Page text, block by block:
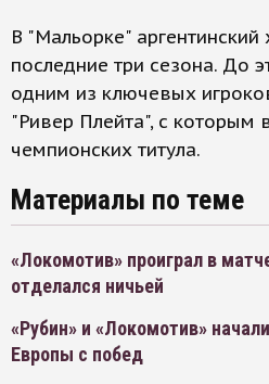
В "Мальорке"
последние три сезона. До
одним из ключевых
"Ривер Плейта", с которым
чемпионских титула.
Материалы по теме
«Локомотив» проиграл в
отделался ничьей
«Рубин» и «Локомотив»
Европы с побед